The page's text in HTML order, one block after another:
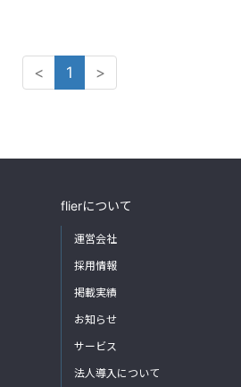
< 1 >
flierについて
運営会社
採用情報
掲載実績
お知らせ
サービス
法人導入について